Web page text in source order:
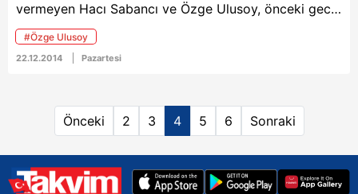
vermeyen Hacı Sabancı ve Özge Ulusoy, önceki gece
ilk kez objektiflere yakalandı
#Özge Ulusoy
22.12.2014 Pazartesi
Önceki 2 3 4 5 6 Sonraki